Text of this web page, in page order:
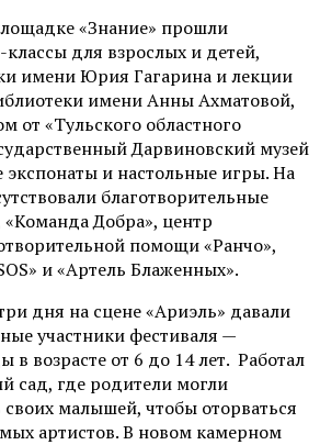
«Знание» прошли
для взрослых и детей,
имени Юрия Гагарина и лекции
имени Анны Ахматовой,
от «Тульского областного
Дарвиновский музей
экспонаты и настольные игры. На
благотворительные
Добра», центр
помощи «Ранчо»,
и «Артель Блаженных».
дня на сцене«Ариэль» давали
участники фестиваля —
в возрасте от 6 до 14 лет. Работал
сад, где родители могли
малышей, чтобы оторваться
артистов. В новом камерном